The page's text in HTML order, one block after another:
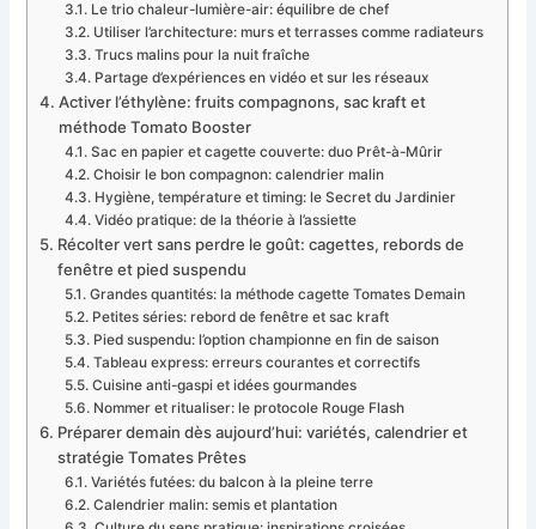
Le trio chaleur-lumière-air: équilibre de chef
Utiliser l’architecture: murs et terrasses comme radiateurs
Trucs malins pour la nuit fraîche
Partage d’expériences en vidéo et sur les réseaux
Activer l’éthylène: fruits compagnons, sac kraft et
méthode Tomato Booster
Sac en papier et cagette couverte: duo Prêt-à-Mûrir
Choisir le bon compagnon: calendrier malin
Hygiène, température et timing: le Secret du Jardinier
Vidéo pratique: de la théorie à l’assiette
Récolter vert sans perdre le goût: cagettes, rebords de
fenêtre et pied suspendu
Grandes quantités: la méthode cagette Tomates Demain
Petites séries: rebord de fenêtre et sac kraft
Pied suspendu: l’option championne en fin de saison
Tableau express: erreurs courantes et correctifs
Cuisine anti-gaspi et idées gourmandes
Nommer et ritualiser: le protocole Rouge Flash
Préparer demain dès aujourd’hui: variétés, calendrier et
stratégie Tomates Prêtes
Variétés futées: du balcon à la pleine terre
Calendrier malin: semis et plantation